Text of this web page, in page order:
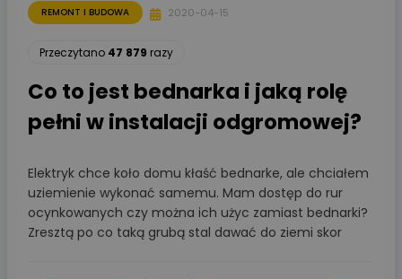
REMONT I BUDOWA 2020-04-15
Przeczytano 47 879 razy
Co to jest bednarka i jaką rolę
pełni w instalacji odgromowej?
Elektryk chce koło domu kłaść bednarke, ale chciałem
uziemienie wykonać samemu. Mam dostęp do rur
ocynkowanych czy można ich użyc zamiast bednarki?
Zresztą po co taką grubą stal dawać do ziemi skor